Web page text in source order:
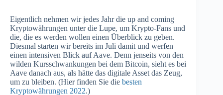
Eigentlich nehmen wir jedes Jahr die up and coming
Kryptowährungen unter die Lupe, um Krypto-Fans und
die, die es werden wollen einen Überblick zu geben.
Diesmal starten wir bereits im Juli damit und werfen
einen intensiven Blick auf Aave. Denn jenseits von den
wilden Kursschwankungen bei dem Bitcoin, sieht es bei
Aave danach aus, als hätte das digitale Asset das Zeug,
um zu bleiben. (Hier finden Sie die besten
Kryptowährungen 2022.)